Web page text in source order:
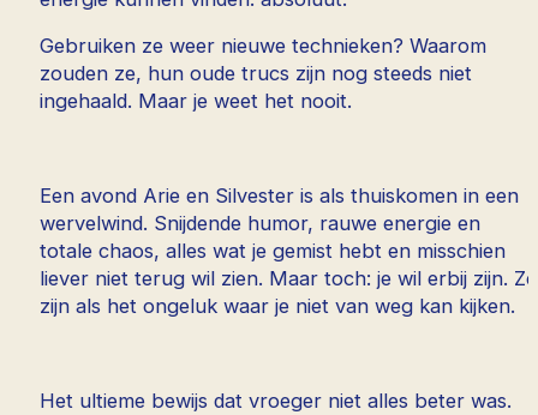
Gebruiken ze weer nieuwe technieken? Waarom
zouden ze, hun oude trucs zijn nog steeds niet
ingehaald. Maar je weet het nooit.
Een avond Arie en Silvester is als thuiskomen in een
wervelwind. Snijdende humor, rauwe energie en
totale chaos, alles wat je gemist hebt en misschien
liever niet terug wil zien. Maar toch: je wil erbij zijn. Ze
zijn als het ongeluk waar je niet van weg kan kijken.
Het ultieme bewijs dat vroeger niet alles beter was.